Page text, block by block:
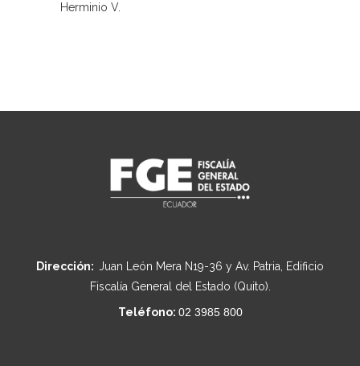
Herminio V.
Dirección: Juan León Mera N19-36 y Av. Patria, Edificio
Fiscalía General del Estado (Quito).
Teléfono: 02 3985 800